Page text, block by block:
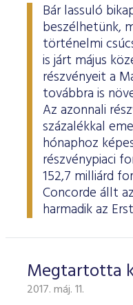
Bár lassuló
beszélhetünk,
történelmi
is járt május
részvényeit a
továbbra is
Az azonnali
százalékkal
hónaphoz
részvénypiaci
152,7 milliárd
Concorde állt
harmadik az
Megtartotta
2017. máj. 11.